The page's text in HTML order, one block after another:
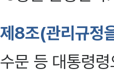
제8조(관리규정
수문 등 대통령